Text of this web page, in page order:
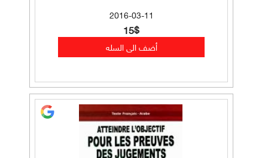
2016-03-11
15$